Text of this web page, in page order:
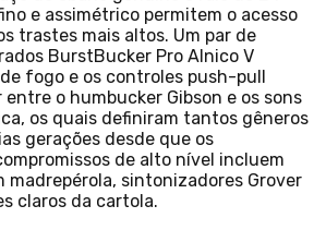
e assimétrico permitem o acesso
trastes mais altos. Um par de
BurstBucker Pro Alnico V
fogo e os controles push-pull
o humbucker Gibson e os sons
os quais definiram tantos gêneros
gerações desde que os
de alto nível incluem
madrepérola, sintonizadores Grover
claros da cartola.